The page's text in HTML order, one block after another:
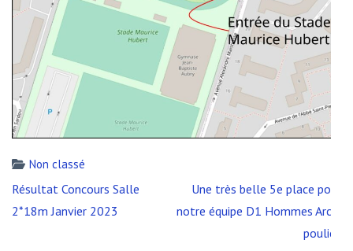
Non classé
Navigation
de
Résultat Concours Salle
2*18m Janvier 2023
Une très belle 5e place pour
notre équipe D1 Hommes Arc à
poulies